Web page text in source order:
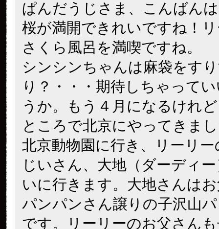
ぱんだうじさま、こんばん
桜が満開できれいですね！
さくら風呂を満喫ですね。
シンシンちゃんは麻袋をす
り？・・・期待しちゃって
うか。もう４月になるけれ
ところで北京にやってきま
北京動物園に行き、リーリ
じいさん、大地（ダーディ
いに行きます。大地さんは
パンパンさん譲りの子沢山
です。リーリーのお父さん